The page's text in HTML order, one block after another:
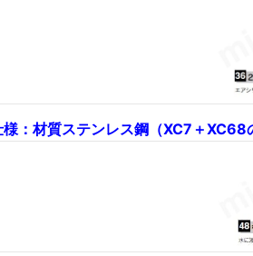
：材質ステンレス鋼（XC7＋XC68